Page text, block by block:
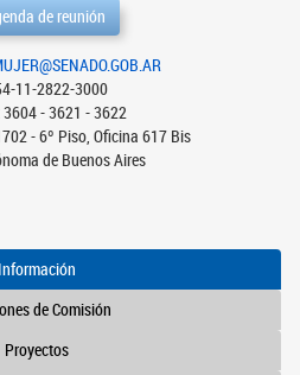
de reunión
11-2822-3000
- 3621 - 3622
- 6º Piso, Oficina 617 Bis
de Buenos Aires
Información
de Comisión
Proyectos